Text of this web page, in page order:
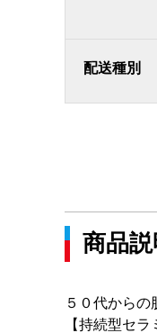
配送種別
商品説
５０代から
【持続型セ